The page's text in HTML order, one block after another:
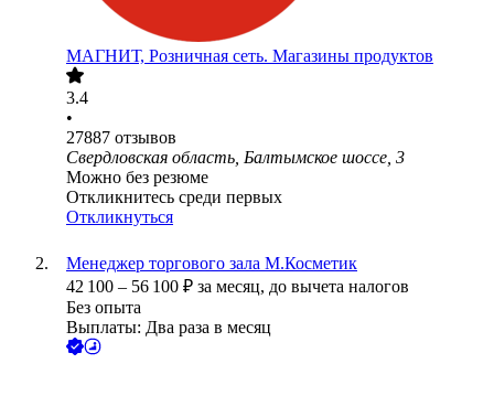
МАГНИТ, Розничная сеть. Магазины продуктов
3.4
•
27887 отзывов
Свердловская область, Балтымское шоссе, 3
Можно без резюме
Откликнитесь среди первых
Откликнуться
Менеджер торгового зала М.Косметик
42 100 – 56 100 ₽ за месяц, до вычета налогов
Без опыта
Выплаты: Два раза в месяц